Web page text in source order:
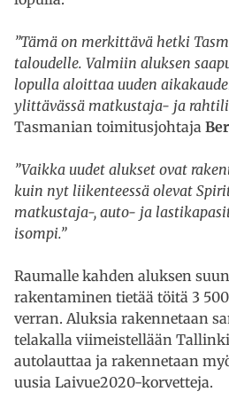
”Tämä on merkittävä hetki
taloudelle. Valmiin aluksen
lopulla aloittaa uuden
ylittävässä matkustaja- ja
Tasmanian toimitusjohtaja
”Vaikka uudet alukset ovat
kuin nyt liikenteessä olevat
matkustaja-, auto- ja
isompi.”
Raumalle kahden aluksen
rakentaminen tietää töitä 3
verran. Aluksia rakennetaan
telakalla viimeistellään
autolauttaa ja rakennetaan
uusia Laivue2020-korvetteja.